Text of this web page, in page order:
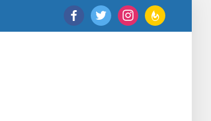
facebooktwitter instagramfeedburner